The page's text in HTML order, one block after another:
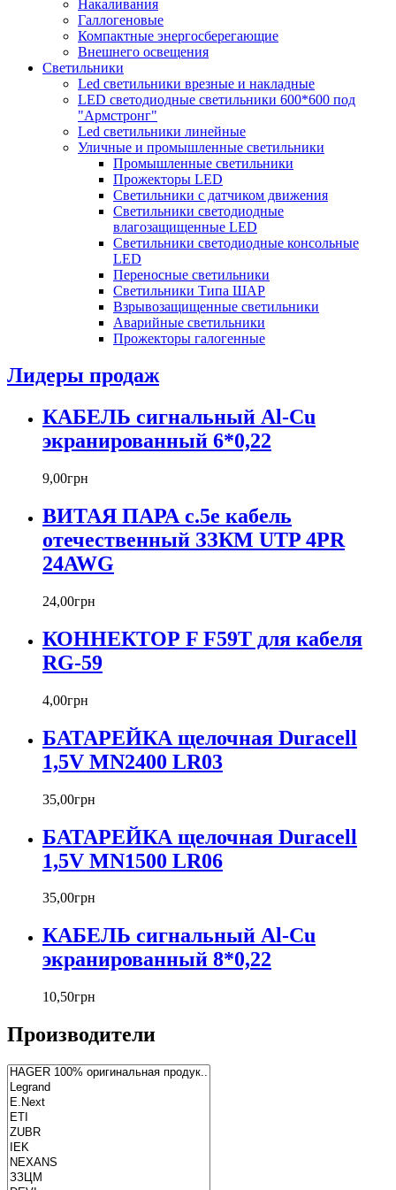
Накаливания
Галлогеновые
Компактные энергосберегающие
Внешнего освещения
Светильники
Led светильники врезные и накладные
LED светодиодные светильники 600*600 под
"Армстронг"
Led светильники линейные
Уличные и промышленные светильники
Промышленные светильники
Прожекторы LED
Светильники с датчиком движения
Светильники светодиодные
влагозащищенные LED
Светильники светодиодные консольные
LED
Переносные светильники
Светильники Типа ШАР
Взрывозащищенные светильники
Аварийные светильники
Прожекторы галогенные
Лидеры продаж
КАБЕЛЬ сигнальный Al-Cu
экранированный 6*0,22
9,00грн
ВИТАЯ ПАРА c.5e кабель
отечественный ЗЗКМ UTP 4PR
24AWG
24,00грн
КОННЕКТОР F F59T для кабеля
RG-59
4,00грн
БАТАРЕЙКА щелочная Duracell
1,5V MN2400 LR03
35,00грн
БАТАРЕЙКА щелочная Duracell
1,5V MN1500 LR06
35,00грн
КАБЕЛЬ сигнальный Al-Cu
экранированный 8*0,22
10,50грн
Производители